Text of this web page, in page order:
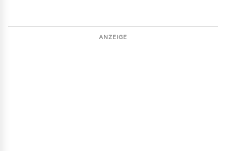
ANZEIGE